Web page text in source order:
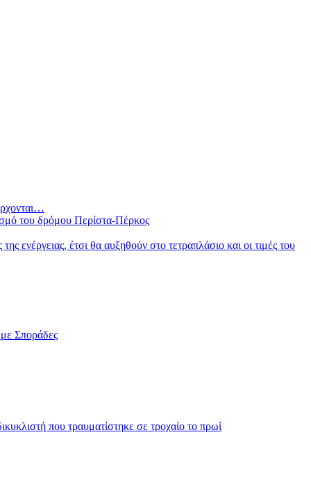
του δρόμου Περίστα-Πέρκος
έτσι θα αυξηθούν στο τετραπλάσιο και οι τιμές του
Σποράδες
που τραυματίστηκε σε τροχαίο το πρωί